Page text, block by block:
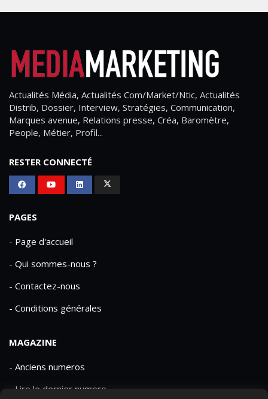
Actualités Média, Actualités Com/Market/Ntic, Actualités
Distrib, Dossier, Interview, Stratégies, Communication,
Marques avenue, Relations presse, Créa, Baromètre,
People, Métier, Profil...
RESTER CONNECTÉ
PAGES
- Page d'accueil
- Qui sommes-nous ?
- Contactez-nous
- Conditions générales
MAGAZINE
- Anciens numeros
- Lire le dernier numero